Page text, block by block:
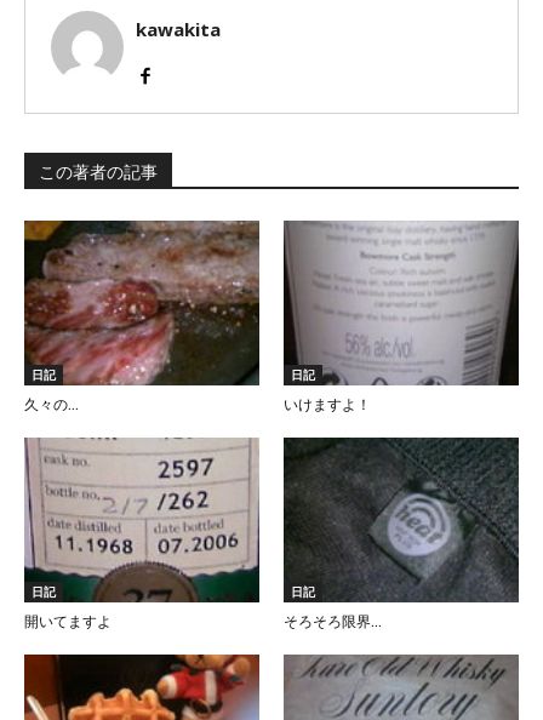
kawakita
この著者の記事
日記
久々の…
日記
いけますよ！
日記
開いてますよ
日記
そろそろ限界…